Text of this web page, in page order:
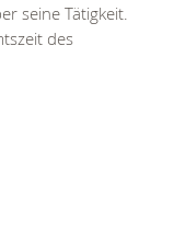
seine Tätigkeit.
des